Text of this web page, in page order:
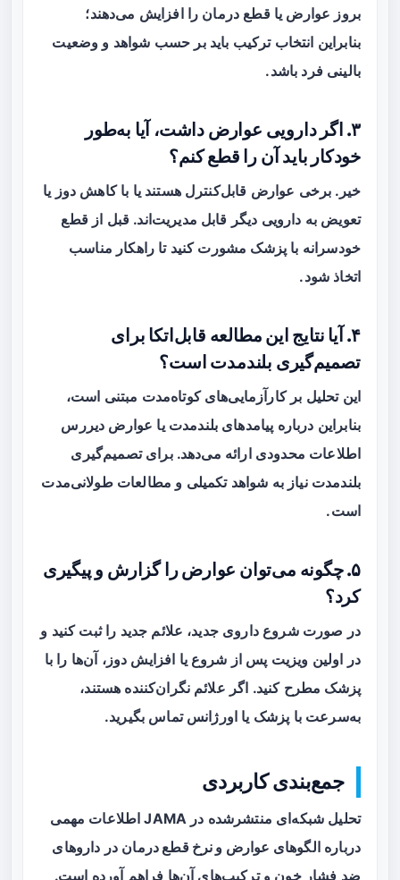
بروز عوارض یا قطع درمان را افزایش می‌دهند؛
بنابراین انتخاب ترکیب باید بر حسب شواهد و وضعیت
بالینی فرد باشد.
۳. اگر دارویی عوارض داشت، آیا به‌طور
خودکار باید آن را قطع کنم؟
خیر. برخی عوارض قابل‌کنترل هستند یا با کاهش دوز یا
تعویض به دارویی دیگر قابل مدیریت‌اند. قبل از قطع
خودسرانه با پزشک مشورت کنید تا راهکار مناسب
اتخاذ شود.
۴. آیا نتایج این مطالعه قابل‌اتکا برای
تصمیم‌گیری بلندمدت است؟
این تحلیل بر کارآزمایی‌های کوتاه‌مدت مبتنی است،
بنابراین درباره پیامدهای بلندمدت یا عوارض دیررس
اطلاعات محدودی ارائه می‌دهد. برای تصمیم‌گیری
بلندمدت نیاز به شواهد تکمیلی و مطالعات طولانی‌مدت
است.
۵. چگونه می‌توان عوارض را گزارش و پیگیری
کرد؟
در صورت شروع داروی جدید، علائم جدید را ثبت کنید و
در اولین ویزیت پس از شروع یا افزایش دوز، آن‌ها را با
پزشک مطرح کنید. اگر علائم نگران‌کننده هستند،
به‌سرعت با پزشک یا اورژانس تماس بگیرید.
جمع‌بندی کاربردی
تحلیل شبکه‌ای منتشرشده در JAMA اطلاعات مهمی
دربارهالگوهای عوارض و نرخ قطع درمان در داروهای
ضد فشار خون و ترکیب‌های آن‌ها فراهم آورده است.